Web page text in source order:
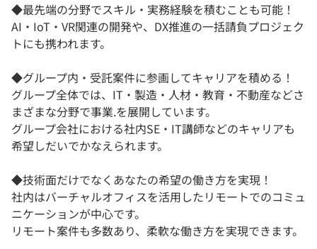
◆最先端の分野でスキル・実務経験を積むことも可能！
AI・IoT・VR関連の開発や、DX推進の一括請負プロジェク
トにも携われます。
◆グループ内・受託案件に参画してキャリアを積める！
グループ全体では、IT・製造・人材・教育・不動産などさ
まざまな分野で事業.を展開しています。
グループ会社における社内SE・IT講師などのキャリアも
希望しだいでかなえられます。
◆技術面だけでなくあなたの希望の働き方を実現！
社内はバーチャルオフィスを活用したリモートでのコミュ
ニケーションが中心です。
リモート案件も多数あり、柔軟な働き方を実現できます。